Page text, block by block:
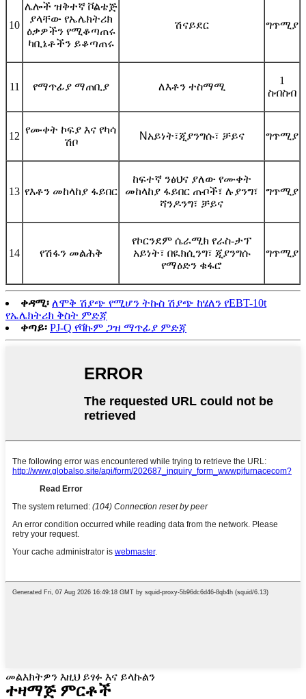
10
ሌሎች ዝቅተኛ ቮልቴጅ
ያላቸው የኤሌክትሪክ
ዕቃዎችን የሚቆጣጠሩ
ካቢኔቶችን ይቆጣጠሩ
ሽናይደር ግጥሚያ
11 የማጥፊያ ማጠቢያ ለእቶን ተስማሚ
1
ስብስብ
12
የሙቀት ኮፍያ እና የካሳ
ሽቦ
Nአይነት፣ጂያንግሱ፣ ቻይና ግጥሚያ
13 የእቶን መከላከያ ፋይበር
ከፍተኛ ንፅህና ያለው የሙቀት
መከላከያ ፋይበር ጡቦች፣ ሉያንግ፣
ሻንዶንግ፣ ቻይና
ግጥሚያ
14 የሽፋን መልሕቅ
የኮርንደም ሴራሚክ የራስ-ታፕ
አይነት፣ በዪክሲንግ፣ ጂያንግሱ
የማዕድን ቁፋሮ
ግጥሚያ
ቀዳሚ፡ ለሞቅ ሽያጭ የሚሆን ትኩስ ሽያጭ ከሄለን የEBT-10t
የኤሌክትሪክ ቅስት ምድጃ
ቀጣይ፡ PJ-Q የቫኩም ጋዝ ማጥፊያ ምድጃ
መልእክትዎን እዚህ ይፃፉ እና ይላኩልን
ተዛማጅ ምርቶች